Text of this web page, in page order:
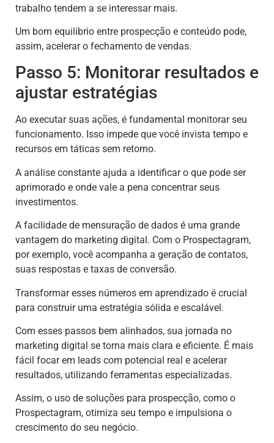
trabalho tendem a se interessar mais.
Um bom equilíbrio entre prospecção e conteúdo pode,
assim, acelerar o fechamento de vendas.
Passo 5: Monitorar resultados e
ajustar estratégias
Ao executar suas ações, é fundamental monitorar seu
funcionamento. Isso impede que você invista tempo e
recursos em táticas sem retorno.
A análise constante ajuda a identificar o que pode ser
aprimorado e onde vale a pena concentrar seus
investimentos.
A facilidade de mensuração de dados é uma grande
vantagem do marketing digital. Com o Prospectagram,
por exemplo, você acompanha a geração de contatos,
suas respostas e taxas de conversão.
Transformar esses números em aprendizado é crucial
para construir uma estratégia sólida e escalável.
Com esses passos bem alinhados, sua jornada no
marketing digital se torna mais clara e eficiente. É mais
fácil focar em leads com potencial real e acelerar
resultados, utilizando ferramentas especializadas.
Assim, o uso de soluções para prospecção, como o
Prospectagram, otimiza seu tempo e impulsiona o
crescimento do seu negócio.